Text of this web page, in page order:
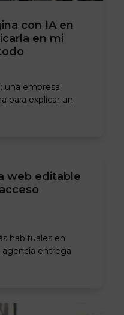
con IA en
en mi
una empresa
para explicar un
web editable
habituales en
agencia entrega